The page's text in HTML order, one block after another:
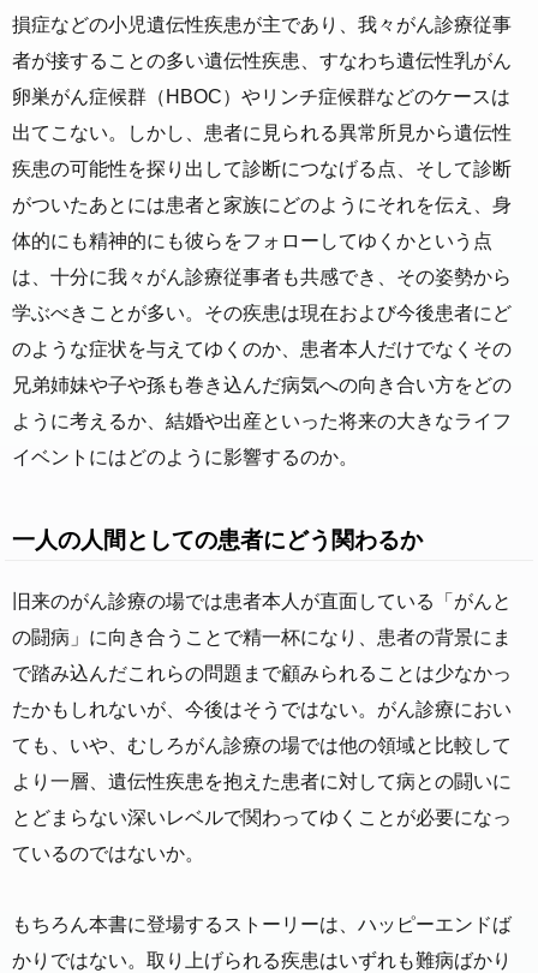
損症などの小児遺伝性疾患が主であり、我々がん診療従事
者が接することの多い遺伝性疾患、すなわち遺伝性乳がん
卵巣がん症候群（HBOC）やリンチ症候群などのケースは
出てこない。しかし、患者に見られる異常所見から遺伝性
疾患の可能性を探り出して診断につなげる点、そして診断
がついたあとには患者と家族にどのようにそれを伝え、身
体的にも精神的にも彼らをフォローしてゆくかという点
は、十分に我々がん診療従事者も共感でき、その姿勢から
学ぶべきことが多い。その疾患は現在および今後患者にど
のような症状を与えてゆくのか、患者本人だけでなくその
兄弟姉妹や子や孫も巻き込んだ病気への向き合い方をどの
ように考えるか、結婚や出産といった将来の大きなライフ
イベントにはどのように影響するのか。
一人の人間としての患者にどう関わるか
旧来のがん診療の場では患者本人が直面している「がんと
の闘病」に向き合うことで精一杯になり、患者の背景にま
で踏み込んだこれらの問題まで顧みられることは少なかっ
たかもしれないが、今後はそうではない。がん診療におい
ても、いや、むしろがん診療の場では他の領域と比較して
より一層、遺伝性疾患を抱えた患者に対して病との闘いに
とどまらない深いレベルで関わってゆくことが必要になっ
ているのではないか。
もちろん本書に登場するストーリーは、ハッピーエンドば
かりではない。取り上げられる疾患はいずれも難病ばかり